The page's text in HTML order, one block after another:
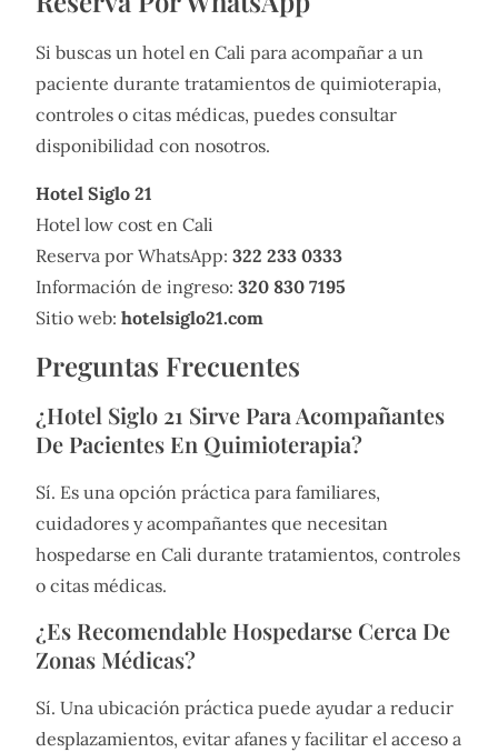
Si buscas un hotel en Cali para acompañar a un
paciente durante tratamientos de quimioterapia,
controles o citas médicas, puedes consultar
disponibilidad con nosotros.
Hotel Siglo 21
Hotel low cost en Cali
Reserva por WhatsApp: 322 233 0333
Información de ingreso: 320 830 7195
Sitio web: hotelsiglo21.com
Preguntas Frecuentes
¿Hotel Siglo 21 Sirve Para Acompañantes
De Pacientes En Quimioterapia?
Sí. Es una opción práctica para familiares,
cuidadores y acompañantes que necesitan
hospedarse en Cali durante tratamientos, controles
o citas médicas.
¿Es Recomendable Hospedarse Cerca De
Zonas Médicas?
Sí. Una ubicación práctica puede ayudar a reducir
desplazamientos, evitar afanes y facilitar el acceso a